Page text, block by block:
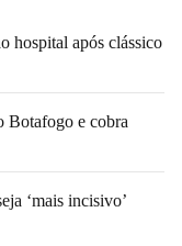
hospital após clássico
Botafogo e cobra
‘mais incisivo’